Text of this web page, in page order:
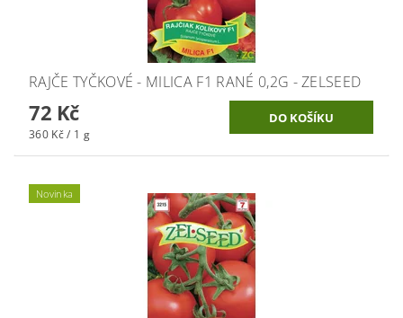
RAJČE TYČKOVÉ - MILICA F1 RANÉ 0,2G - ZELSEED
72 Kč
360 Kč / 1 g
Novinka